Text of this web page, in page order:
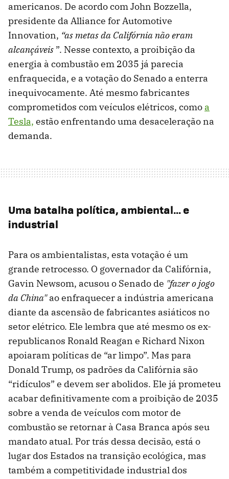
americanos. De acordo com John Bozzella,
presidente da Alliance for Automotive
Innovation, “as metas da Califórnia não eram
alcançáveis ”. Nesse contexto, a proibição da
energia à combustão em 2035 já parecia
enfraquecida, e a votação do Senado a enterra
inequivocamente. Até mesmo fabricantes
comprometidos com veículos elétricos, como a
Tesla, estão enfrentando uma desaceleração na
demanda.
Uma batalha política, ambiental… e
industrial
Para os ambientalistas, esta votação é um
grande retrocesso. O governador da Califórnia,
Gavin Newsom, acusou o Senado de "fazer o jogo
da China"ao enfraquecer a indústria americana
diante da ascensão de fabricantes asiáticos no
setor elétrico. Ele lembra que até mesmo os ex-
republicanos Ronald Reagan e Richard Nixon
apoiaram políticas de “ar limpo”. Mas para
Donald Trump, os padrões da Califórnia são
“ridículos” e devem ser abolidos. Ele já prometeu
acabar definitivamente com a proibição de 2035
sobre a venda de veículos com motor de
combustão se retornar à Casa Branca após seu
mandato atual. Por trás dessa decisão, está o
lugar dos Estados na transição ecológica, mas
também a competitividade industrial dos